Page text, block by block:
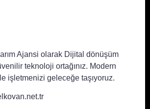
Ajansi olarak Dijital dönüşüm
teknoloji ortağınız. Modern
işletmenizi geleceğe taşıyoruz.